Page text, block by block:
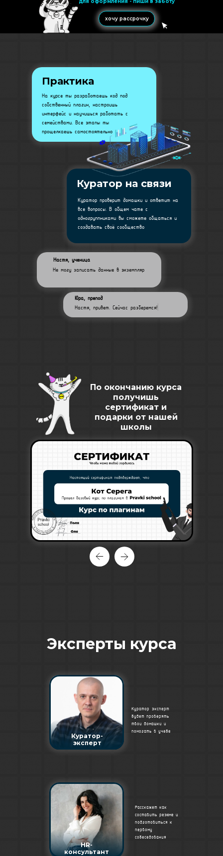
хочу рассрочку
Практика
На курсе ты разработаешь код под
собственный плагин, настроишь
интерфейс и научишься работать с
семействами. Все этапы ты
прощелкаешь самостоятельно
Куратор на связи
Куратор проверит домашки и ответит на
все вопросы. В общем чате с
одногруппниками вы сможете общаться и
создавать своё сообщество
Настя, ученица
Юра, препод
Не могу записать данные в экземпляр
Настя, привет. Сейчас разберемся!
По окончанию курса
получишь
сертификат и
подарки от нашей
школы
Эксперты курса
Куратор-эксперт
будет проверять
твои домашки и
помогать в учебе
Куратор-
эксперт
Расскажет как
составить резюме и
подготовиться к
первому
собеседования
HR-
консультант